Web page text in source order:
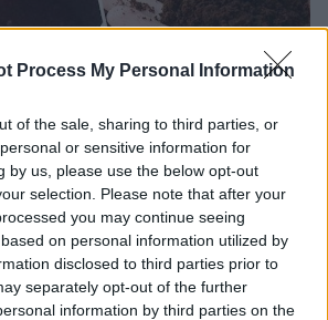
Process My Personal Information
of the sale, sharing to third parties, or
or sensitive information for
by us, please use the below opt-out
selection. Please note that after your
you may continue seeing
on personal information utilized by
disclosed to third parties prior to
separately opt-out of the further
information by third parties on the
au café est une des plus
de ces deux derniers siècles,
le café des salons avait remplacé
des tavernes.Si vous êtes aussi un
cette boisson stimulante, sachez que
l'erreur de boire toute la tasse en
que l'on peut appeler le marc du